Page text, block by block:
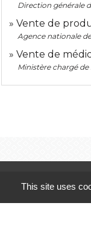
Direction générale
Vente de
Agence nationale
Vente de
Ministère chargé de
This site uses